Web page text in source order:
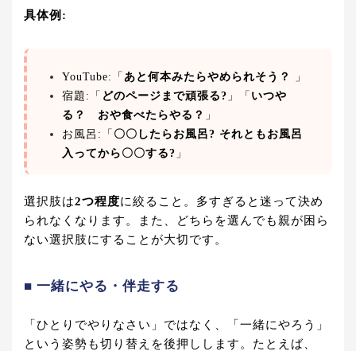
具体例:
YouTube:「あと何本みたらやめられそう？
」
宿題:「 どのページまで頑張る? 」「いつや
る？ おや食べたらやる？ 」
お風呂:「〇〇したらお風呂? それともお風呂
入ってから〇〇する? 」
選択肢は2つ程度に絞ること。多すぎると迷って決め
られなくなります。また、どちらを選んでも親が困ら
ない選択肢にすることが大切です。
■ 一緒にやる・伴走する
「ひとりでやりなさい」ではなく、「一緒にやろう」
という姿勢も切り替えを後押しします。たとえば、